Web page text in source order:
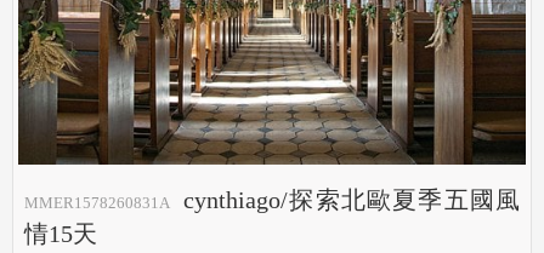
MMER1578260831A
cynthiago/探索北歐夏季五國風
情15天